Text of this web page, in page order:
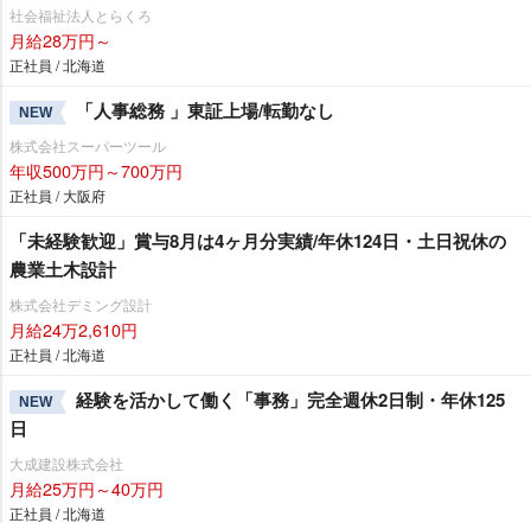
社会福祉法人とらくろ
月給28万円～
正社員 / 北海道
NEW 「人事総務 」東証上場/転勤なし
株式会社スーパーツール
年収500万円～700万円
正社員 / 大阪府
「未経験歓迎」賞与8月は4ヶ月分実績/年休124日・土日祝休の
農業土木設計
株式会社デミング設計
月給24万2,610円
正社員 / 北海道
NEW
経験を活かして働く「事務」完全週休2日制・年休125
日
大成建設株式会社
月給25万円～40万円
正社員 / 北海道